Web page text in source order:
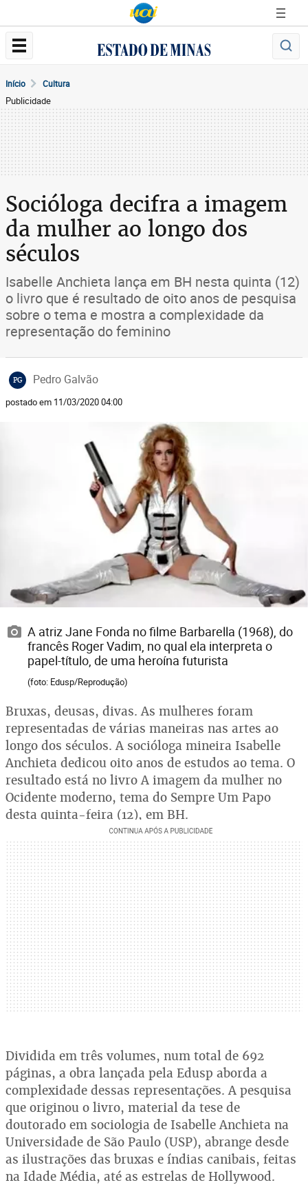
Início Cultura
Publicidade
Socióloga decifra a imagem
da mulher ao longo dos
séculos
Isabelle Anchieta lança em BH nesta quinta (12)
o livro que é resultado de oito anos de pesquisa
sobre o tema e mostra a complexidade da
representação do feminino
PG Pedro Galvão
postado em 11/03/2020 04:00
A atriz Jane Fonda no filme Barbarella (1968), do
francês Roger Vadim, no qual ela interpreta o
papel-título, de uma heroína futurista
(foto: Edusp/Reprodução)
Bruxas, deusas, divas. As mulheres foram
representadas de várias maneiras nas artes ao
longo dos séculos. A socióloga mineira Isabelle
Anchieta dedicou oito anos de estudos ao tema. O
resultado está no livro A imagem da mulher no
Ocidente moderno, tema do Sempre Um Papo
desta quinta-feira (12), em BH.
Dividida em três volumes, num total de 692
páginas, a obra lançada pela Edusp aborda a
complexidade dessas representações. A pesquisa
que originou o livro, material da tese de
doutorado em sociologia de Isabelle Anchieta na
Universidade de São Paulo (USP), abrange desde
as ilustrações das bruxas e índias canibais, feitas
na Idade Média, até as estrelas de Hollywood.